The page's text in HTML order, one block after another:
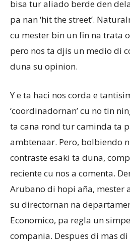
bisa tur aliado berde den
pa nan ‘hit the street’.
cu mester bin un fin na trata
pero nos ta djis un medio di
duna su opinion.
Y e ta haci nos corda e
‘coordinadornan’ cu no tin
ta cana rond tur caminda ta
ambtenaar. Pero, bolbiendo
contraste esaki ta duna,
reciente cu nos a comenta.
Arubano di hopi aña, mester
su directornan na
Economico, pa regla un
compania. Despues di mas